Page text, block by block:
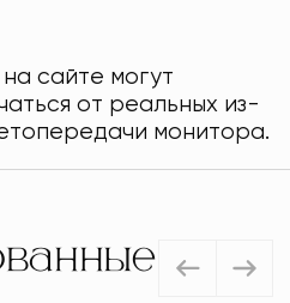
сайте могут
от реальных из-
монитора.